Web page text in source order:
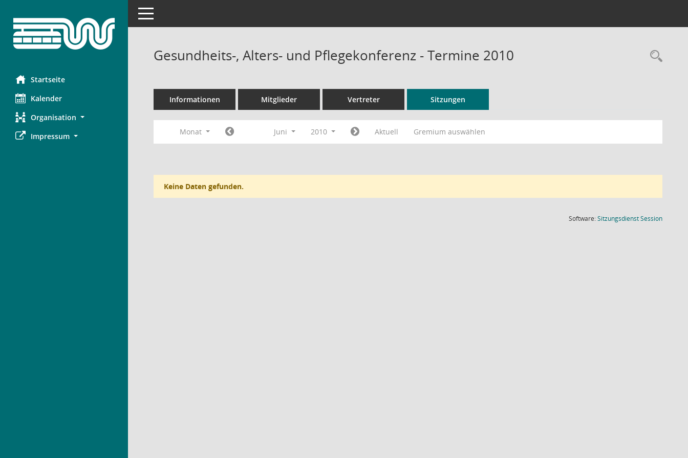
Startseite
Kalender
Organisation
Impressum
Toggle navigation
Gesundheits-, Alters- und Pflegekonferenz - Termine 2010
Informationen Mitglieder Vertreter Sitzungen
Monat Juni 2010 Aktuell Gremium auswählen
Keine Daten gefunden.
Software:SitzungsdienstSession(Wird in